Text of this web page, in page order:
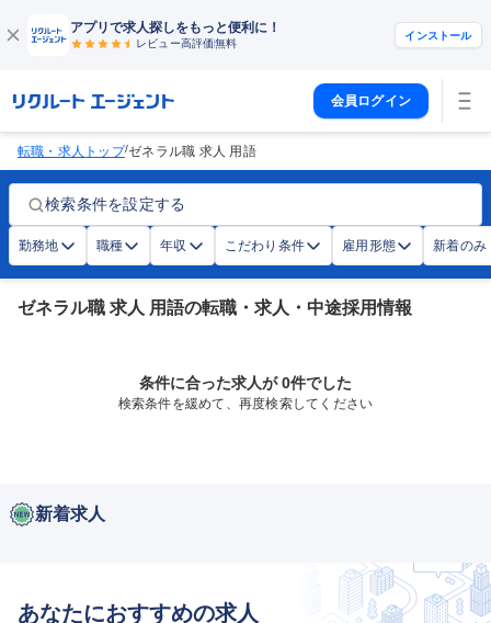
アプリで求人探しをもっと便利に！
レビュー高評価無料
インストール
会員ログイン
転職・求人トップ/ゼネラル職 求人 用語
検索条件を設定する
勤務地 職種 年収 こだわり条件 雇用形態 新着のみ
ゼネラル職 求人 用語の転職・求人・中途採用情報
条件に合った求人が 0件でした
検索条件を緩めて、再度検索してください
新着求人
あなたにおすすめの求人